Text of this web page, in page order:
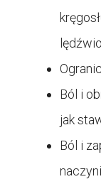
Ból i
jak
Ból i